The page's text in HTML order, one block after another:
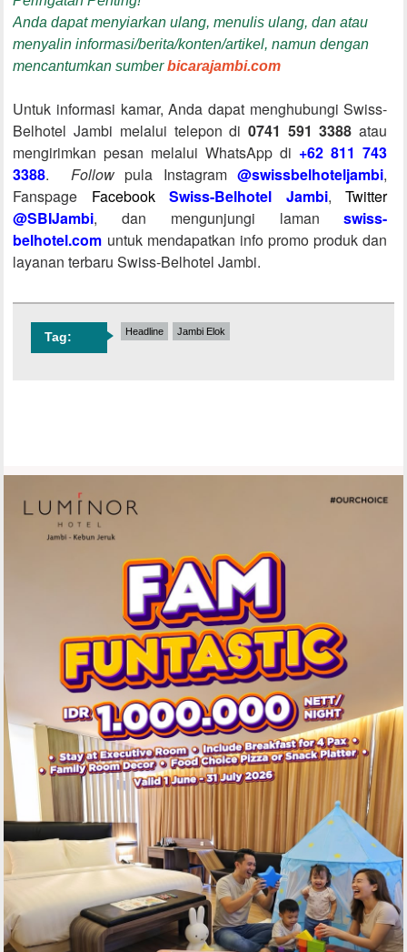
Anda dapat menyiarkan ulang, menulis ulang, dan atau
menyalin informasi/berita/konten/artikel, namun dengan
mencantumkan sumberbicarajambi.com
Untuk informasi kamar, Anda dapat menghubungi Swiss-
Belhotel Jambi melalui telepon di0741 591 3388 atau
mengirimkan pesan melalui WhatsApp di +62 811 743
3388. Followpula Instagram@swissbelhoteljambi,
Fanspage FacebookSwiss-Belhotel Jambi,Twitter
@SBIJambi, dan mengunjungi lamanswiss-
belhotel.com untuk mendapatkan info promo produk dan
layanan terbaru Swiss-Belhotel Jambi.
Tag: Headline Jambi Elok